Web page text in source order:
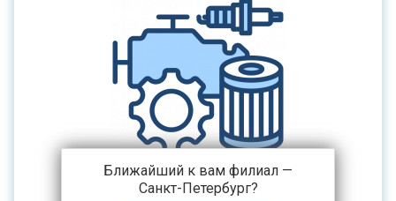
Ближайший к вам филиал —
Санкт-Петербург?
КРЫЛО ПЕРЕДНЕЕ ЛЕВОЕ